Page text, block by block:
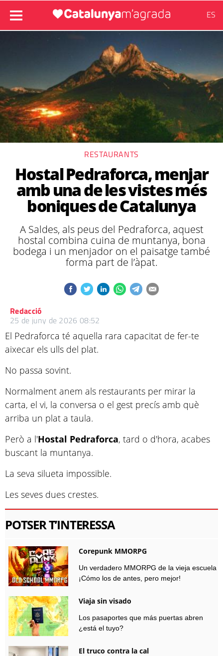
ES
RESTAURANTS
Hostal Pedraforca, menjar
amb una de les vistes més
boniques de Catalunya
A Saldes, als peus del Pedraforca, aquest
hostal combina cuina de muntanya, bona
bodega i un menjador on el paisatge també
forma part de l’àpat.
Redacció
25 de juny de 2026 08:52
El Pedraforca té aquella rara capacitat de fer-te
aixecar els ulls del plat.
No passa sovint.
Normalment anem als restaurants per mirar la
carta, el vi, la conversa o el gest precís amb què
arriba un plat a taula.
Però a l'Hostal Pedraforca, tard o d'hora, acabes
buscant la muntanya.
La seva silueta impossible.
Les seves dues crestes.
POTSER T’INTERESSA
Corepunk MMORPG
Un verdadero MMORPG de la vieja escuela
¡Cómo los de antes, pero mejor!
Viaja sin visado
Los pasaportes que más puertas abren
¿está el tuyo?
El truco contra la cal